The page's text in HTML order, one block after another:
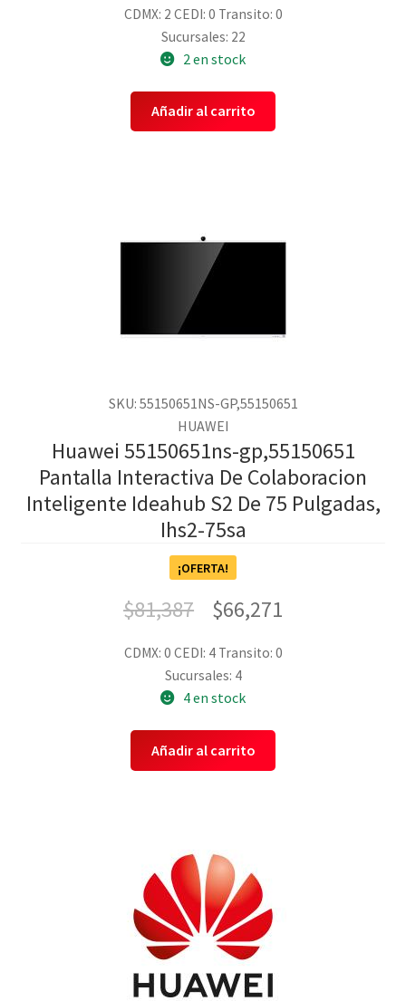
CDMX: 2 CEDI: 0 Transito: 0
Sucursales: 22
2 en stock
Añadir al carrito
SKU: 55150651NS-GP,55150651
HUAWEI
Huawei 55150651ns-gp,55150651
Pantalla Interactiva De Colaboracion
Inteligente Ideahub S2 De 75 Pulgadas,
Ihs2-75sa
¡OFERTA!
$81,387 $66,271
CDMX: 0 CEDI: 4 Transito: 0
Sucursales: 4
4 en stock
Añadir al carrito